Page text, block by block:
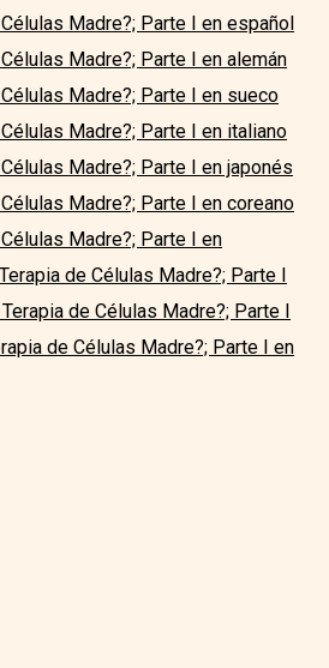
Madre?; Parte I en español
Madre?; Parte I en alemán
Madre?; Parte I en sueco
Madre?; Parte I en italiano
Madre?; Parte I en japonés
Madre?; Parte I en coreano
Madre?; Parte I en
de Células Madre?; Parte I
de Células Madre?; Parte I
de Células Madre?; Parte I en